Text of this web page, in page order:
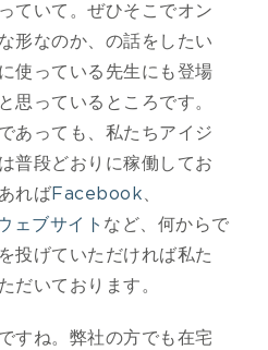
ていて。ぜひそこでオン
形なのか、の話をしたい
使っている先生にも登場
思っているところです。
あっても、私たちアイジ
普段どおりに稼働してお
ればFacebook
ェブサイト など、何からで
投げていただければ私た
だいております。
すね。弊社の方でも在宅